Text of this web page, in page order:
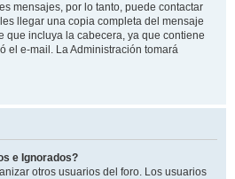
mensajes, por lo tanto, puede contactar
llegar una copia completa del mensaje
que incluya la cabecera, ya que contiene
el e-mail. La Administración tomará
e Ignorados?
otros usuarios del foro. Los usuarios